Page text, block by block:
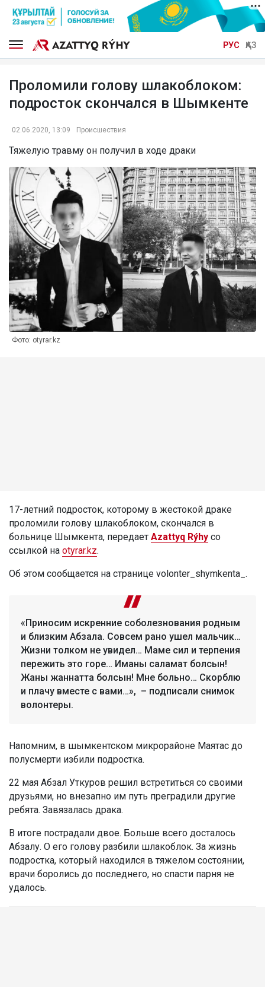
РУС ҚАЗ
Проломили голову шлакоблоком:
подросток скончался в Шымкенте
02.06.2020, 13:09 Происшествия
Тяжелую травму он получил в ходе драки
Фото: otyrar.kz
17-летний подросток, которому в жестокой драке
проломили голову шлакоблоком, скончался в
больнице Шымкента, передает Azattyq Rýhy со
ссылкой на otyrar.kz.
Об этом сообщается на странице volonter_shymkenta_.
«Приносим искренние соболезнования родным
и близким Абзала. Совсем рано ушел мальчик…
Жизни толком не увидел… Маме сил и терпения
пережить это горе… Иманы саламат болсын!
Жаны жаннатта болсын! Мне больно… Скорблю
и плачу вместе с вами…», – подписали снимок
волонтеры.
Напомним, в шымкентском микрорайоне Маятас до
полусмерти избили подростка.
22 мая Абзал Уткуров решил встретиться со своими
друзьями, но внезапно им путь преградили другие
ребята. Завязалась драка.
В итоге пострадали двое. Больше всего досталось
Абзалу. О его голову разбили шлакоблок. За жизнь
подростка, который находился в тяжелом состоянии,
врачи боролись до последнего, но спасти парня не
удалось.